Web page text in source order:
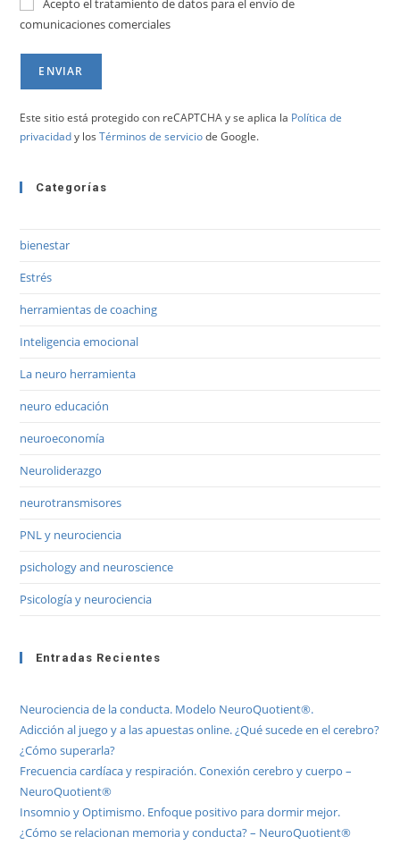
Acepto el tratamiento de datos para el envío de
comunicaciones comerciales
Este sitio está protegido con reCAPTCHA y se aplica la Política de
privacidady losTérminos de serviciode Google.
Categorías
bienestar
Estrés
herramientas de coaching
Inteligencia emocional
La neuro herramienta
neuro educación
neuroeconomía
Neuroliderazgo
neurotransmisores
PNL y neurociencia
psichology and neuroscience
Psicología y neurociencia
Entradas Recientes
Neurociencia de la conducta. Modelo NeuroQuotient®.
Adicción al juego y a las apuestas online. ¿Qué sucede en el cerebro?
¿Cómo superarla?
Frecuencia cardíaca y respiración. Conexión cerebro y cuerpo –
NeuroQuotient®
Insomnio y Optimismo. Enfoque positivo para dormir mejor.
¿Cómo se relacionan memoria y conducta? – NeuroQuotient®